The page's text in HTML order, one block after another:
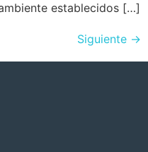
establecidos […]
Siguiente →